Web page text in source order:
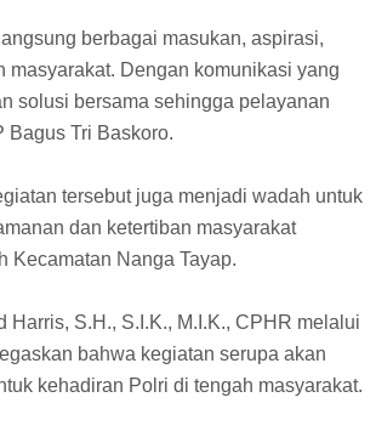
berbagai masukan, aspirasi,
Dengan komunikasi yang
solusi bersama sehingga pelayanan
Bagus Tri Baskoro.
tersebut juga menjadi wadah untuk
dan ketertiban masyarakat
Kecamatan Nanga Tayap.
S.H., S.I.K., M.I.K., CPHR melalui
bahwa kegiatan serupa akan
kehadiran Polri di tengah masyarakat.